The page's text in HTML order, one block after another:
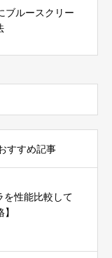
ブルースクリー
すすめ記事
を性能比較して